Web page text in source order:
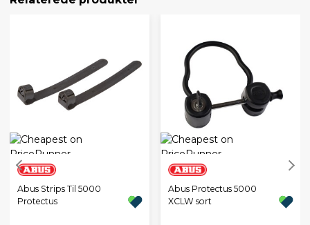
Abus Strips Til 5000
Protectus
Abus Protectus 5000
XCLW sort